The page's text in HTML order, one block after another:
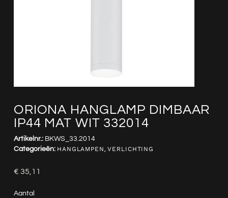
ORIONA HANGLAMP DIMBAAR
IP44 MAT WIT 332014
Artikelnr.: BKWS_33.2014
Categorieën: HANGLAMPEN,VERLICHTING
€ 35,11
Aantal